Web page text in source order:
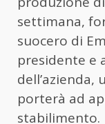
settimana,
suocero di
presidente e
dell’azienda,
porterà ad
stabilimento.